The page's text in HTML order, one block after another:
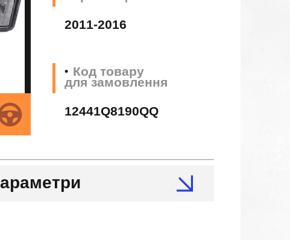
2011-2016
Код товару
для замовлення
12441Q8190QQ